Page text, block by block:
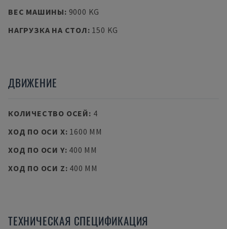
ВЕС МАШИНЫ: 9000 KG
НАГРУЗКА НА СТОЛ: 150 KG
ДВИЖЕНИЕ
КОЛИЧЕСТВО ОСЕЙ: 4
ХОД ПО ОСИ X: 1600 MM
ХОД ПО ОСИ Y: 400 MM
ХОД ПО ОСИ Z: 400 MM
ТЕХНИЧЕСКАЯ СПЕЦИФИКАЦИЯ